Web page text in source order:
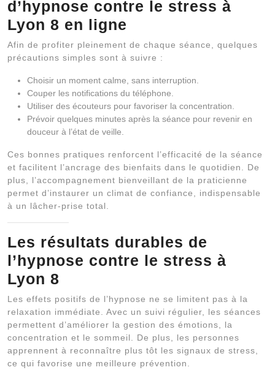
d’hypnose contre le stress à
Lyon 8 en ligne
Afin de profiter pleinement de chaque séance, quelques
précautions simples sont à suivre :
Choisir un moment calme, sans interruption.
Couper les notifications du téléphone.
Utiliser des écouteurs pour favoriser la concentration.
Prévoir quelques minutes après la séance pour revenir en
douceur à l’état de veille.
Ces bonnes pratiques renforcent l’efficacité de la séance
et facilitent l’ancrage des bienfaits dans le quotidien. De
plus, l’accompagnement bienveillant de la praticienne
permet d’instaurer un climat de confiance, indispensable
à un lâcher-prise total.
Les résultats durables de
l’hypnose contre le stress à
Lyon 8
Les effets positifs de l’hypnose ne se limitent pas à la
relaxation immédiate. Avec un suivi régulier, les séances
permettent d’améliorer la gestion des émotions, la
concentration et le sommeil. De plus, les personnes
apprennent à reconnaître plus tôt les signaux de stress,
ce qui favorise une meilleure prévention.